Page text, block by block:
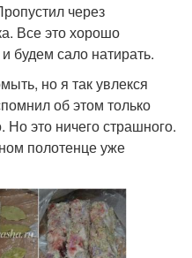
через
Все это хорошо
будем сало натирать.
но я так увлекся
об этом только
Но это ничего страшного.
полотенце уже